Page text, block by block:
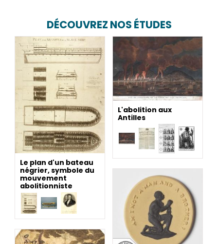
DÉCOUVREZ NOS ÉTUDES
Le plan d'un bateau
négrier, symbole du
mouvement
abolitionniste
L'abolition aux
Antilles